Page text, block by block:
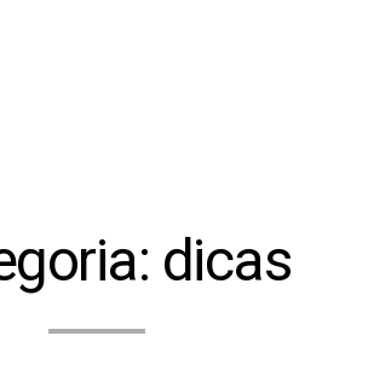
de ferramentas
dicas